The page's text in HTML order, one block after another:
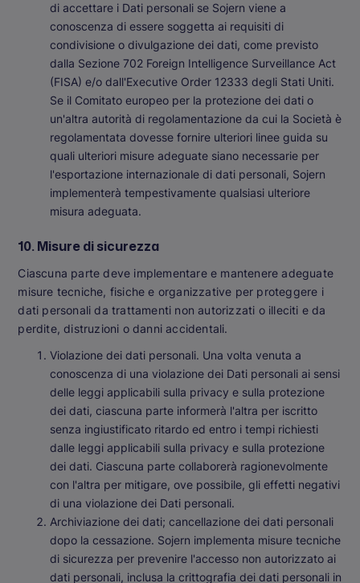
di accettare i Dati personali se Sojern viene a
conoscenza di essere soggetta ai requisiti di
condivisione o divulgazione dei dati, come previsto
dalla Sezione 702 Foreign Intelligence Surveillance Act
(FISA) e/o dall'Executive Order 12333 degli Stati Uniti.
Se il Comitato europeo per la protezione dei dati o
un'altra autorità di regolamentazione da cui la Società è
regolamentata dovesse fornire ulteriori linee guida su
quali ulteriori misure adeguate siano necessarie per
l'esportazione internazionale di dati personali, Sojern
implementerà tempestivamente qualsiasi ulteriore
misura adeguata.
10. Misure di sicurezza
Ciascuna parte deve implementare e mantenere adeguate
misure tecniche, fisiche e organizzative per proteggere i
dati personali da trattamenti non autorizzati o illeciti e da
perdite, distruzioni o danni accidentali.
Violazione dei dati personali. Una volta venuta a
conoscenza di una violazione dei Dati personali ai sensi
delle leggi applicabili sulla privacy e sulla protezione
dei dati, ciascuna parte informerà l'altra per iscritto
senza ingiustificato ritardo ed entro i tempi richiesti
dalle leggi applicabili sulla privacy e sulla protezione
dei dati. Ciascuna parte collaborerà ragionevolmente
con l'altra per mitigare, ove possibile, gli effetti negativi
di una violazione dei Dati personali.
Archiviazione dei dati; cancellazione dei dati personali
dopo la cessazione. Sojern implementa misure tecniche
di sicurezza per prevenire l'accesso non autorizzato ai
dati personali, inclusa la crittografia dei dati personali in